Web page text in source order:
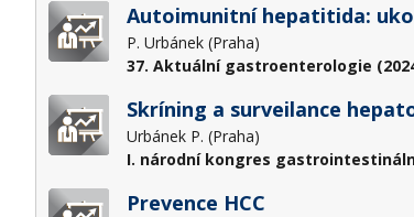
Autoimunitní hepatitida:
P. Urbánek (Praha)
37. Aktuální gastroenterologie
Skríning a surveilance
Urbánek P. (Praha)
I. národní kongres
Prevence HCC